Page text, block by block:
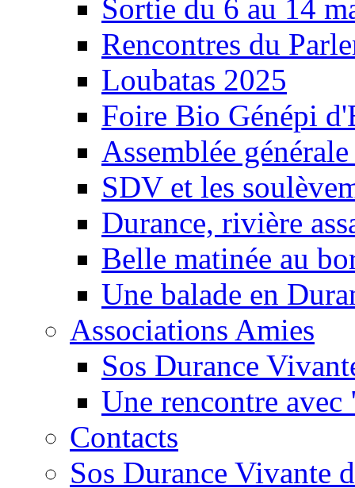
Sortie du 6 au 14
Rencontres du
Loubatas 2025
Foire Bio Génépi
Assemblée
SDV et les
Durance, rivière
Belle matinée au
Une balade en
Associations Amies
Sos Durance
Une rencontre
Contacts
Sos Durance Vivante